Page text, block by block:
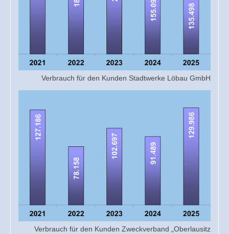
Verbrauch für den Kunden Stadtwerke Löbau GmbH
Verbrauch für den Kunden Zweckverband „Oberlausitz